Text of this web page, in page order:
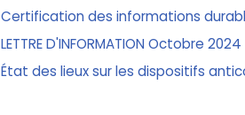
Certification des informations
LETTRE D'INFORMATION Octobre 2024
État des lieux sur les dispositifs